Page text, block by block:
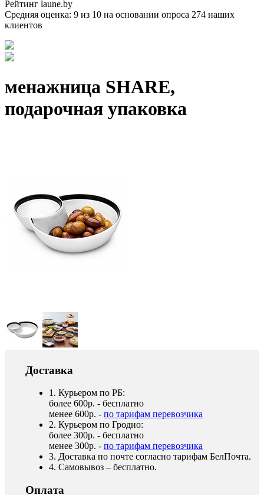
Рейтинг laune.by
Средняя оценка: 9 из 10 на основании опроса 274 наших
клиентов
менажница SHARE,
подарочная упаковка
Доставка
1. Курьером по РБ:
более 600р. - бесплатно
менее 600р. - по тарифам перевозчика
2. Курьером по Гродно:
более 300р. - бесплатно
менее 300р. - по тарифам перевозчика
3. Доставка по почте согласно тарифам БелПочта.
4. Самовывоз – бесплатно.
Оплата